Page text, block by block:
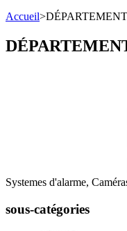
Accueil>
Systemes d'alarme,
sous-catégories